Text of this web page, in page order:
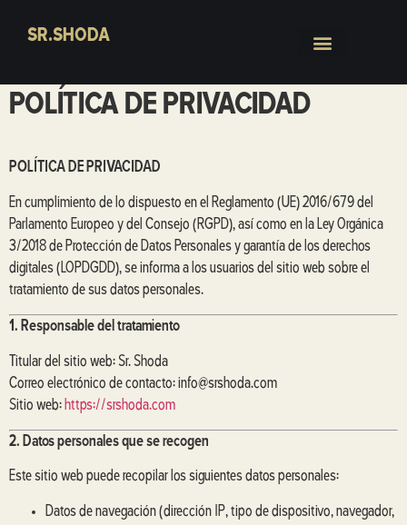
SR.SHODA
POLÍTICA DE PRIVACIDAD
POLÍTICA DE PRIVACIDAD
En cumplimiento de lo dispuesto en el Reglamento (UE) 2016/679 del
Parlamento Europeo y del Consejo (RGPD), así como en la Ley Orgánica
3/2018 de Protección de Datos Personales y garantía de los derechos
digitales (LOPDGDD), se informa a los usuarios del sitio web sobre el
tratamiento de sus datos personales.
1. Responsable del tratamiento
Titular del sitio web: Sr. Shoda
Correo electrónico de contacto: info@srshoda.com
Sitio web: https://srshoda.com
2. Datos personales que se recogen
Este sitio web puede recopilar los siguientes datos personales:
Datos de navegación (dirección IP, tipo de dispositivo, navegador,